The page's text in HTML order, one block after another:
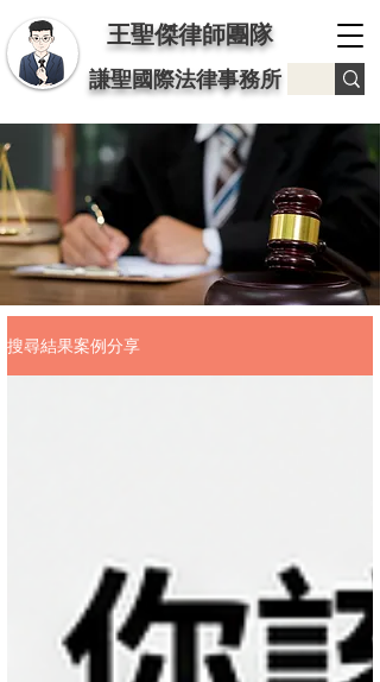
王聖傑律師團隊
謙聖國際法律事務所
搜尋結果案例分享